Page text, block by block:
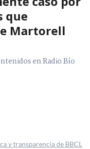
que
Martorell
en Radio Bío
y transparencia de BBCL